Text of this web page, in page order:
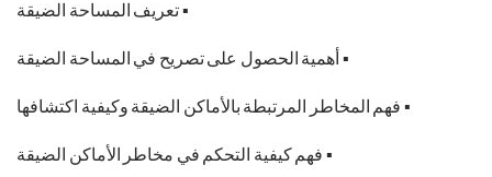
▪تعريف المساحة الضيقة
▪ أهمية الحصول على تصريح في المساحة الضيقة
▪ فهم المخاطر المرتبطة بالأماكن الضيقة وكيفية اكتشافها
▪ فهم كيفية التحكم في مخاطر الأماكن الضيقة